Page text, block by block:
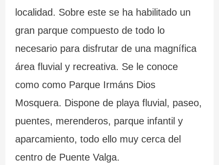
localidad. Sobre este se ha habilitado un
gran parque compuesto de todo lo
necesario para disfrutar de una magnífica
área fluvial y recreativa. Se le conoce
como como Parque Irmáns Dios
Mosquera. Dispone de playa fluvial, paseo,
puentes, merenderos, parque infantil y
aparcamiento, todo ello muy cerca del
centro de Puente Valga.